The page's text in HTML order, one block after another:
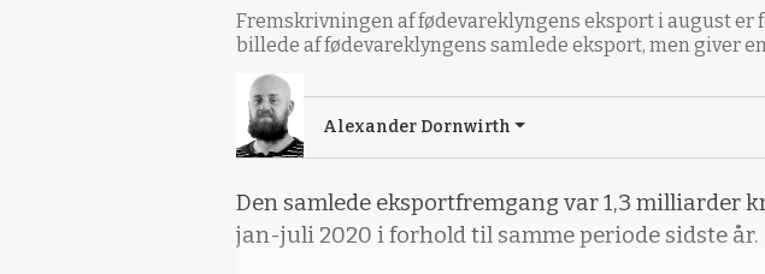
Fremskrivningen af fødevareklyngens eksport i august
billede af fødevareklyngens samlede eksport, men giver
Alexander Dornwirth
Den samlede eksportfremgang var 1,3 milliarder
jan-juli 2020 i forhold til samme periode sidste år.